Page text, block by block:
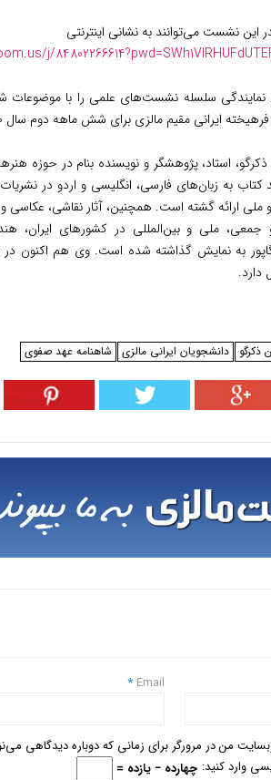
این نشست می‌توانند به نشانی اینترنتی
j/
نمایندگی سلسله نشست‌های علمی را با
ایرانی مقیم مالزی برای شش ماهه دوم سال ۱۴۰۰ برنامه ریزی کرده است.
استاد، پژوهشگر و نویسنده بنام در حوزه
مقاله و ۱۵ جلد کتاب به زبان‌های فارسی، انگلیسی و
ملی ارائه گشته است. همچنین، آثار نقاشی،
و جمعی، ملی و بین‌المللی در کشورهای ایران،
به نمایش گذاشته شده است. وی هم اکنون در
ذکرگو دانشجویان ایرانی مالزی شاهنامه عهد صفوی
Email
*
من در مرورگر برای زمانی که دوباره دیدگاهی
وارد کنید: چهارده − یازده =